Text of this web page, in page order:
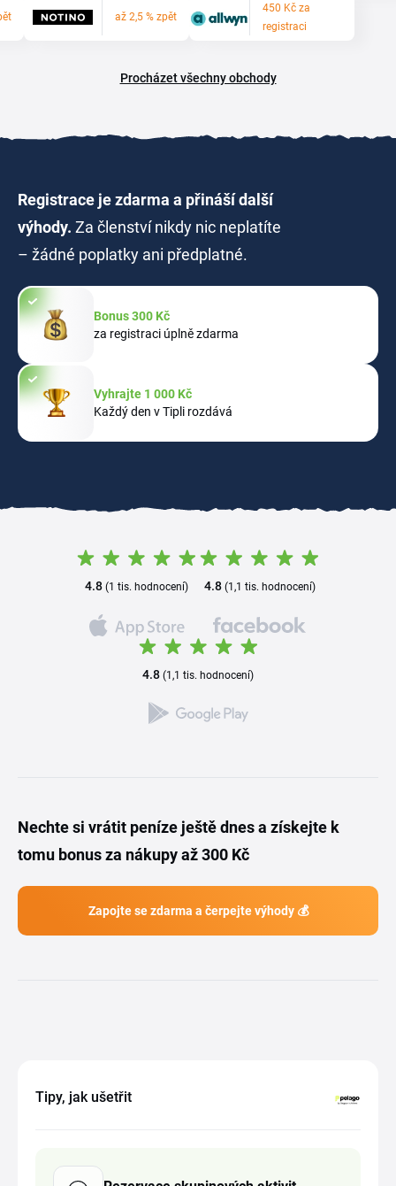
až 2,5 % zpět
450 Kč za
registraci
Procházet všechny obchody
Registrace je zdarma a přináší další
výhody. Za členství nikdy nic neplatíte
– žádné poplatky ani předplatné.
Bonus 300 Kč
za registraci úplně zdarma
Vyhrajte 1 000 Kč
Každý den v Tipli rozdává
4.8 (1 tis. hodnocení) 4.8(1,1 tis. hodnocení)
4.8 (1,1 tis. hodnocení)
Nechte si vrátit peníze ještě dnes a získejte k
tomu bonus za nákupy až 300 Kč
Zapojte se zdarma a čerpejte výhody 💰
Tipy, jak ušetřit